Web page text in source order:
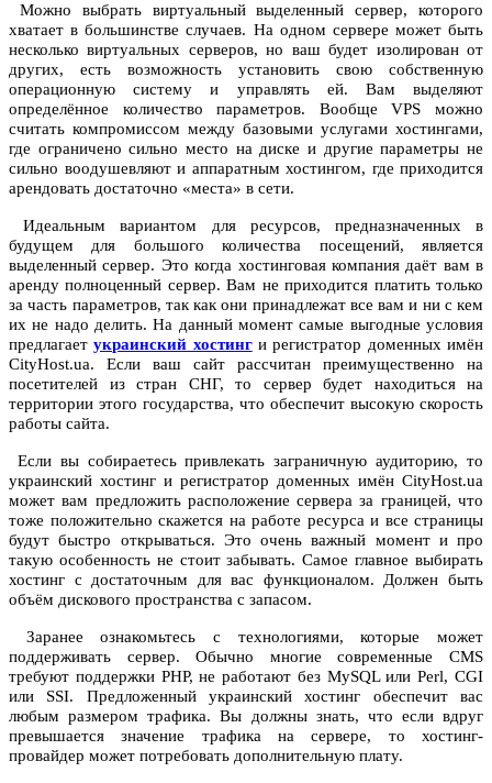
Можно выбрать виртуальный выделенный сервер, которого
хватает в большинстве случаев. На одном сервере может быть
несколько виртуальных серверов, но ваш будет изолирован от
других, есть возможность установить свою собственную
операционную систему и управлять ей. Вам выделяют
определённое количество параметров. Вообще VPS можно
считать компромиссом между базовыми услугами хостингами,
где ограничено сильно место на диске и другие параметры не
сильно воодушевляют и аппаратным хостингом, где приходится
арендовать достаточно «места» в сети.
Идеальным вариантом для ресурсов, предназначенных в
будущем для большого количества посещений, является
выделенный сервер. Это когда хостинговая компания даёт вам в
аренду полноценный сервер. Вам не приходится платить только
за часть параметров, так как они принадлежат все вам и ни с кем
их не надо делить. На данный момент самые выгодные условия
предлагаетукраинский хостинги регистратор доменных имён
CityHost.ua. Если ваш сайт рассчитан преимущественно на
посетителей из стран СНГ, то сервер будет находиться на
территории этого государства, что обеспечит высокую скорость
работы сайта.
Если вы собираетесь привлекать заграничную аудиторию, то
украинский хостинг и регистратор доменных имён CityHost.ua
может вам предложить расположение сервера за границей, что
тоже положительно скажется на работе ресурса и все страницы
будут быстро открываться. Это очень важный момент и про
такую особенность не стоит забывать. Самое главное выбирать
хостинг с достаточным для вас функционалом. Должен быть
объём дискового пространства с запасом.
Заранее ознакомьтесь с технологиями, которые может
поддерживать сервер. Обычно многие современные CMS
требуют поддержки PHP, не работают без MySQL или Perl, CGI
или SSI. Предложенный украинский хостинг обеспечит вас
любым размером трафика. Вы должны знать, что если вдруг
превышается значение трафика на сервере, то хостинг-
провайдер может потребовать дополнительную плату.